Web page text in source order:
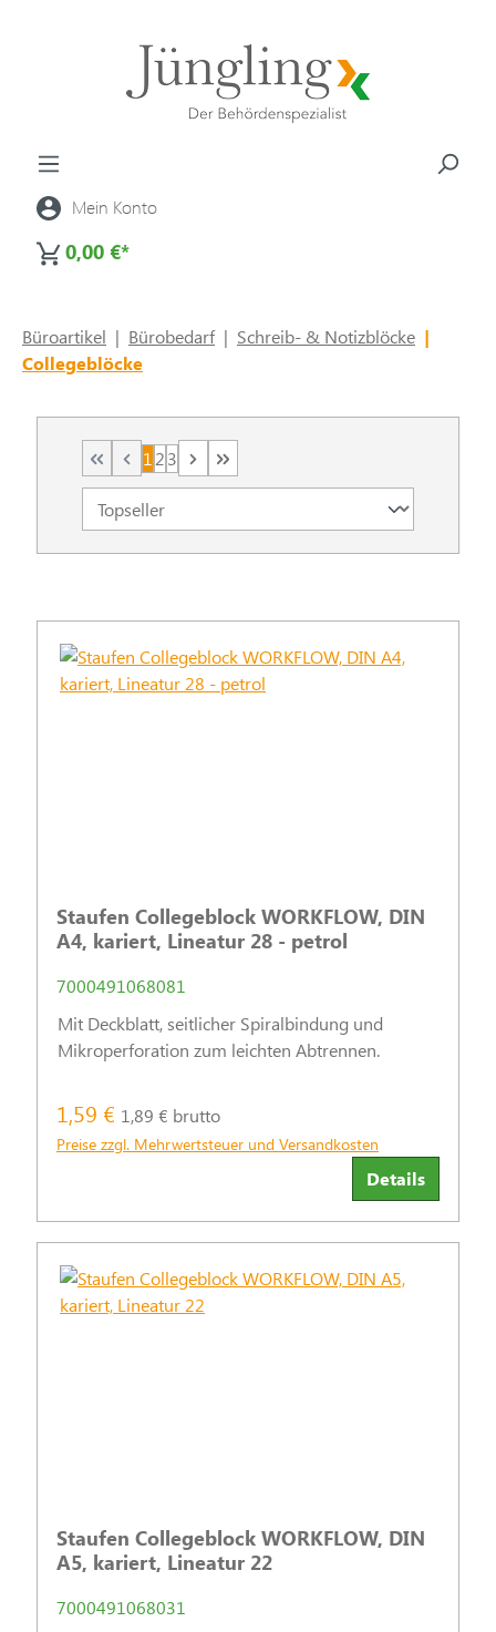
Mein Konto
0,00 €*
Büroartikel | Bürobedarf | Schreib- & Notizblöcke |
Collegeblöcke
Seite
1 Seite
2 Seite
3
Staufen Collegeblock WORKFLOW, DIN
A4, kariert, Lineatur 28 - petrol
7000491068081
Mit Deckblatt, seitlicher Spiralbindung und
Mikroperforation zum leichten Abtrennen.
1,59 € 1,89 € brutto
Preise zzgl. Mehrwertsteuer und Versandkosten
Details
Staufen Collegeblock WORKFLOW, DIN
A5, kariert, Lineatur 22
7000491068031